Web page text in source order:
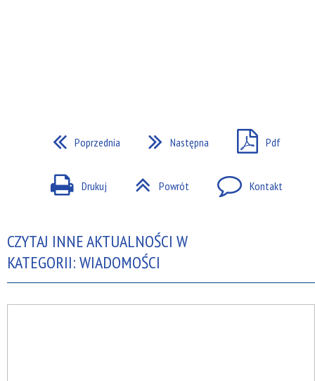
Poprzednia Następna Pdf
Drukuj Powrót Kontakt
CZYTAJ INNE AKTUALNOŚCI W
KATEGORII: WIADOMOŚCI